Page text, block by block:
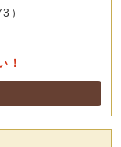
）
！